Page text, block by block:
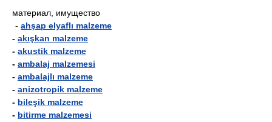
материал, имущество
- ahşap elyaflı malzeme
- akışkan malzeme
- akustik malzeme
- ambalaj malzemesi
- ambalajlı malzeme
- anizotropik malzeme
- bileşik malzeme
- bitirme malzemesi